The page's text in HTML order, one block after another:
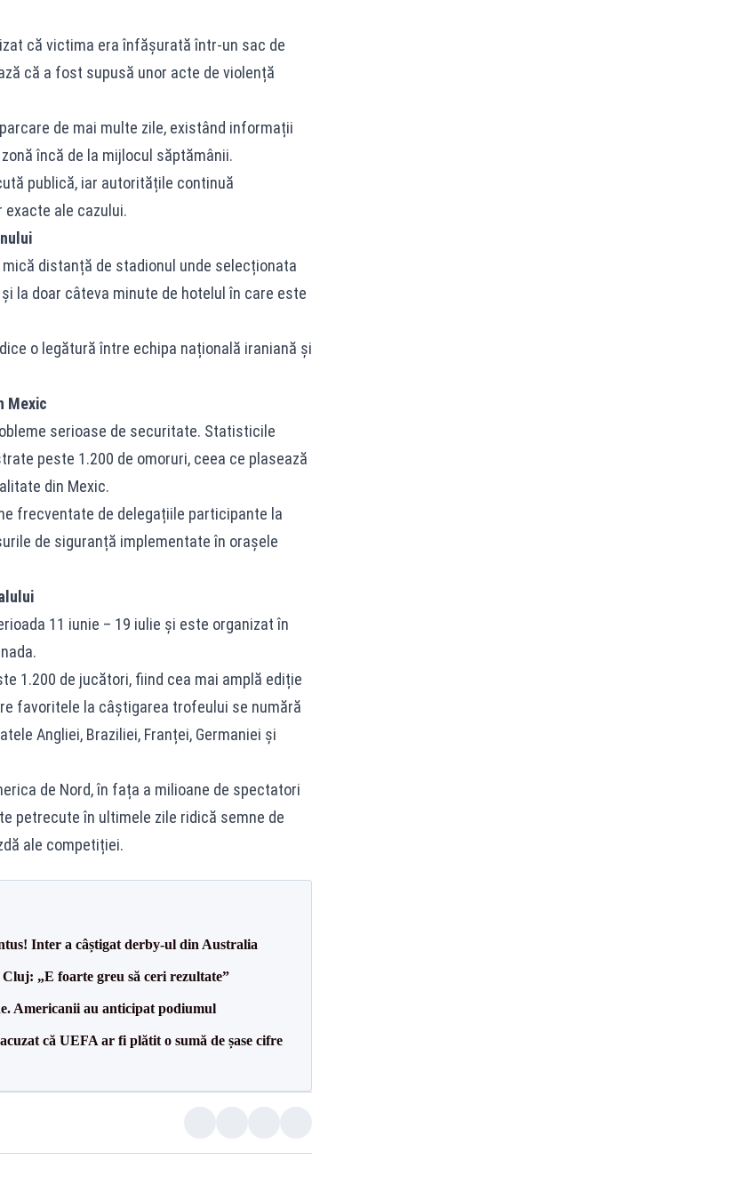
că victima era înfășurată într-un sac de
că a fost supusă unor acte de violență
de mai multe zile, existând informații
încă de la mijlocul săptămânii.
publică, iar autoritățile continuă
ale cazului.
distanță de stadionul unde selecționata
la doar câteva minute de hotelul în care este
o legătură între echipa națională iraniană și
Mexic
serioase de securitate. Statisticile
peste 1.200 de omoruri, ceea ce plasează
din Mexic.
frecventate de delegațiile participante la
de siguranță implementate în orașele
11 iunie – 19 iulie și este organizat în
1.200 de jucători, fiind cea mai amplă ediție
favoritele la câștigarea trofeului se numără
Angliei, Braziliei, Franței, Germaniei și
de Nord, în fața a milioane de spectatori
petrecute în ultimele zile ridică semne de
ale competiției.
Inter a câștigat derby-ul din Australia
„E foarte greu să ceri rezultate”
Americanii au anticipat podiumul
că UEFA ar fi plătit o sumă de șase cifre